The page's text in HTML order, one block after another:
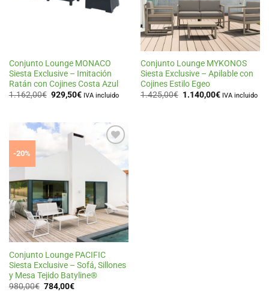
Conjunto Lounge MONACO
Siesta Exclusive – Imitación
Ratán con Cojines Costa Azul
1.162,00€ El
precio
1.162,00€.
929,50€El
929,50€.
IVA incluido
Conjunto Lounge MYKONOS
Siesta Exclusive – Apilable con
Cojines Estilo Egeo
1.425,00€ El
precio
1.140,00€ElIVA incluido
-20%
deseos
Conjunto Lounge PACIFIC
Siesta Exclusive – Sofá, Sillones
y Mesa Tejido Batyline®
980,00€ El
precio
784,00€El